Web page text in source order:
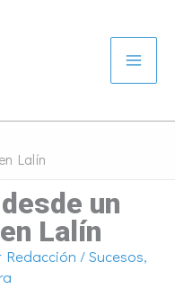
Lalín
un
Lalín
Redacción /Sucesos,